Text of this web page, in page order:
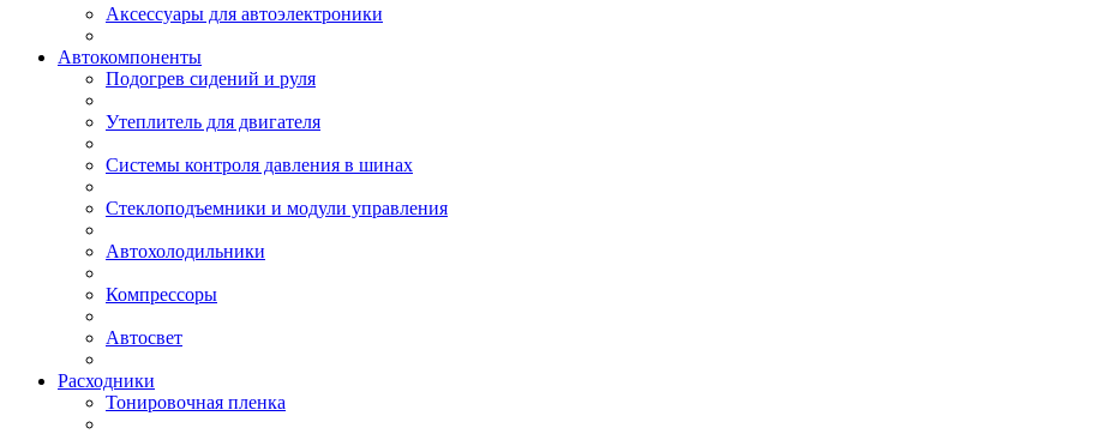
Аксессуары для автоэлектроники
Автокомпоненты
Подогрев сидений и руля
Утеплитель для двигателя
Системы контроля давления в шинах
Стеклоподъемники и модули управления
Автохолодильники
Компрессоры
Автосвет
Расходники
Тонировочная пленка